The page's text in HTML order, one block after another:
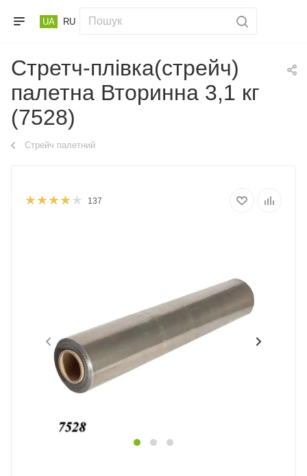
UA RU
Стретч-плівка(стрейч)
палетна Вторинна 3,1 кг
(7528)
Стрейч палетний
137